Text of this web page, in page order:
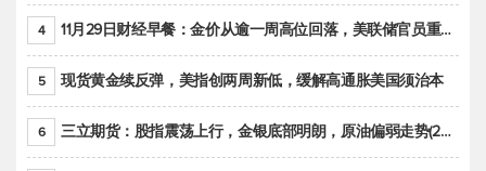
4 11月29日财经早餐：金价从逾一周高位回落，美联储官员重申鹰派立场推动美元回升
5 现货黄金续反弹，美指创两周新低，缓解高通胀美国须治本
6 三立期货：股指震荡上行，金银底部明朗，原油偏弱走势(20221128收评)